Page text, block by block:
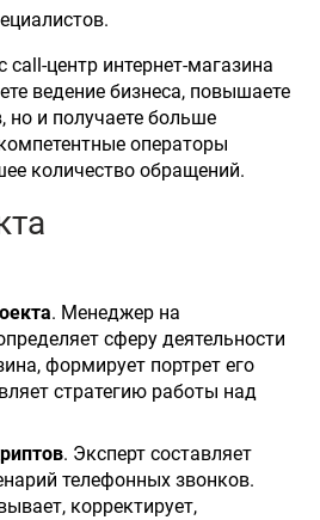
call-центр интернет-магазина
ведение бизнеса, повышаете
но и получаете больше
операторы
количество обращений.
. Менеджер на
сферу деятельности
формирует портрет его
стратегию работы над
. Эксперт составляет
телефонных звонков.
корректирует,